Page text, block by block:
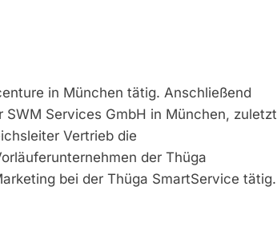
in München tätig. Anschließend
Services GmbH in München, zuletzt
Vertrieb die
der Thüga
bei der Thüga SmartService tätig.